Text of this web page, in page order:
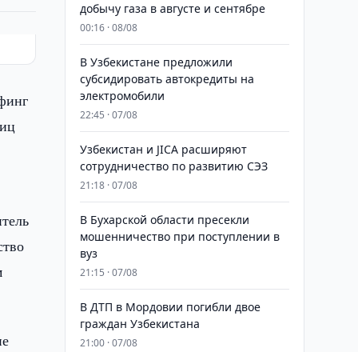
добычу газа в августе и сентябре
00:16 · 08/08
В Узбекистане предложили
субсидировать автокредиты на
электромобили
22:45 · 07/08
Узбекистан и JICA расширяют
сотрудничество по развитию СЭЗ
21:18 · 07/08
В Бухарской области пресекли
мошенничество при поступлении в
вуз
21:15 · 07/08
В ДТП в Мордовии погибли двое
граждан Узбекистана
21:00 · 07/08